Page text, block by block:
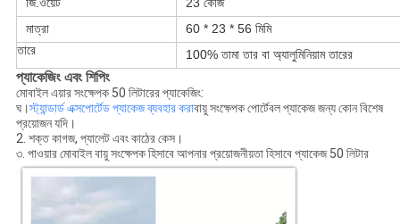
মাত্রা
60 * 23 * 56 মিমি
তারে
100% তামা তার বা অ্যালুমিনিয়াম তারের
প্যাকেজিং এবং শিপিং
মোবাইল এয়ার সংক্ষেপক 50 লিটারের প্যাকেজিং:
ঘ।স্ট্যান্ডার্ড এক্সপোর্টেড প্যাকেজ ব্যবহার করাবায়ু সংক্ষেপক পোর্টেবল প্যাকেজ জন্য কোন বিশেষ
প্রয়োজন যদি।
2. শক্ত কাগজ, প্যালেট এবং কাঠের কেস।
৩. পাওয়ার মোবাইল বায়ু সংক্ষেপক হিসাবে আপনার প্রয়োজনীয়তা হিসাবে প্যাকেজ 50 লিটার